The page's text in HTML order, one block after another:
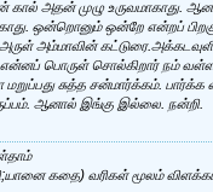
அதன் முழு உருவமாகாது.
ஒன்றொனும் ஒன்றே என்றப்
அம்மாவின்
பொருள் சொல்கிறார் நம்
சுத்த சன்மார்க்கம்.
ஆனால் இங்கு இல்லை. நன்றி.
கதை) வரிகள் மூலம்